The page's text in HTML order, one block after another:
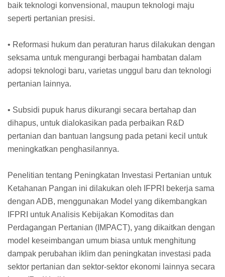
baik teknologi konvensional, maupun teknologi maju
seperti pertanian presisi.
• Reformasi hukum dan peraturan harus dilakukan dengan
seksama untuk mengurangi berbagai hambatan dalam
adopsi teknologi baru, varietas unggul baru dan teknologi
pertanian lainnya.
• Subsidi pupuk harus dikurangi secara bertahap dan
dihapus, untuk dialokasikan pada perbaikan R&D
pertanian dan bantuan langsung pada petani kecil untuk
meningkatkan penghasilannya.
Penelitian tentang Peningkatan Investasi Pertanian untuk
Ketahanan Pangan ini dilakukan oleh IFPRI bekerja sama
dengan ADB, menggunakan Model yang dikembangkan
IFPRI untuk Analisis Kebijakan Komoditas dan
Perdagangan Pertanian (IMPACT), yang dikaitkan dengan
model keseimbangan umum biasa untuk menghitung
dampak perubahan iklim dan peningkatan investasi pada
sektor pertanian dan sektor-sektor ekonomi lainnya secara